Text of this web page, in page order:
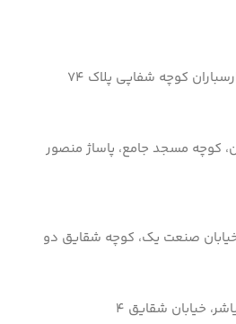
کوچه شفاپی پلاک ۷۴
کوچه مسجد جامع، پاساژ منصور
صنعت یک، کوچه شقایق دو
خیابان شقایق ۴